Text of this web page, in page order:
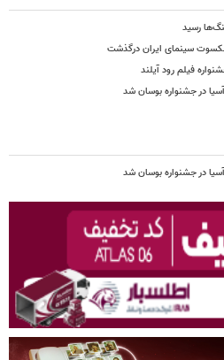
رسید
سینمای ایران درگذشت
در جشنواره بوسان شد
در جشنواره بوسان شد